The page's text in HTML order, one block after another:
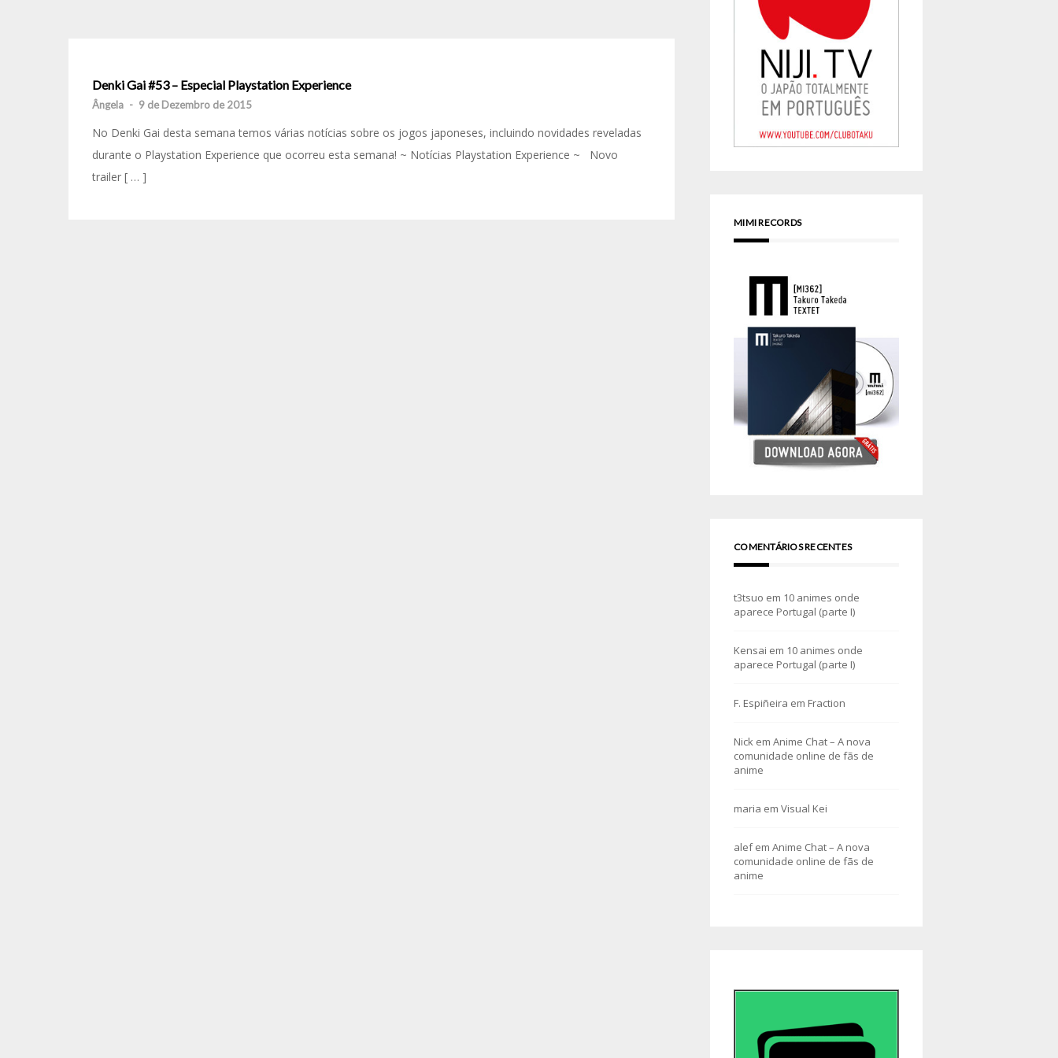
Denki Gai #53 – Especial Playstation Experience
Ângela - 9 de Dezembro de 2015
No Denki Gai desta semana temos várias notícias sobre os jogos japoneses, incluindo novidades reveladas
durante o Playstation Experience que ocorreu esta semana! ~ Notícias Playstation Experience ~ Novo
trailer [ … ]
MIMI RECORDS
COMENTÁRIOS RECENTES
t3tsuo em 10 animes onde
aparece Portugal (parte I)
Kensai em 10 animes onde
aparece Portugal (parte I)
F. Espiñeira em Fraction
Nick em Anime Chat – A nova
comunidade online de fãs de
anime
maria em Visual Kei
alefem Anime Chat – A nova
comunidade online de fãs de
anime